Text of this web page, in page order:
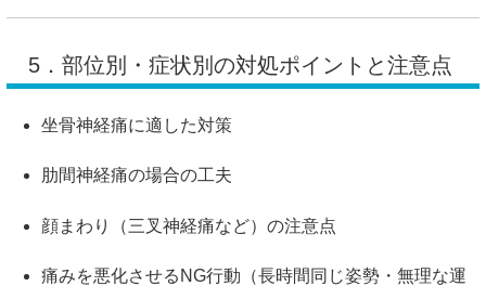
5．部位別・症状別の対処ポイントと注意点
坐骨神経痛に適した対策
肋間神経痛の場合の工夫
顔まわり（三叉神経痛など）の注意点
痛みを悪化させるNG行動（長時間同じ姿勢・無理な運